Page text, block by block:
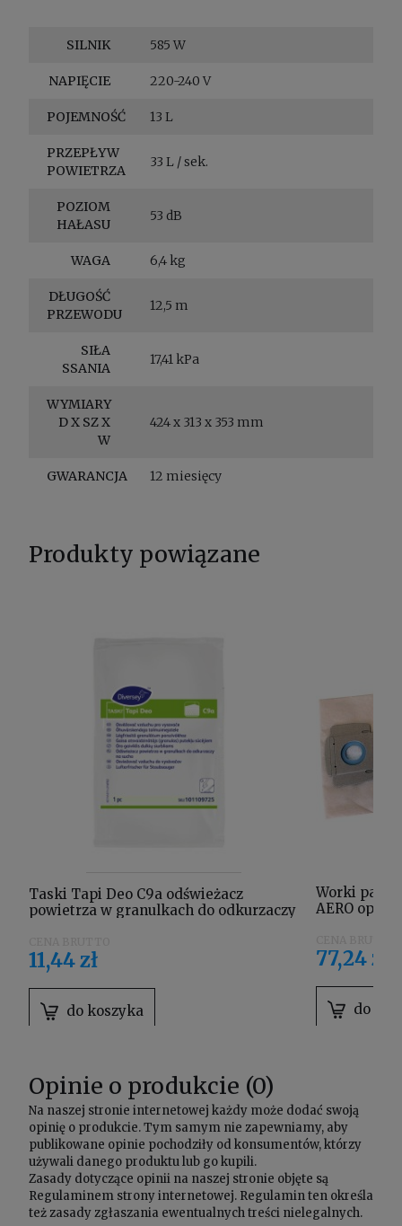
SILNIK 585 W
NAPIĘCIE 220-240 V
POJEMNOŚĆ 13 L
PRZEPŁYW
POWIETRZA
33 L / sek.
POZIOM
HAŁASU
53 dB
WAGA 6,4 kg
DŁUGOŚĆ
PRZEWODU
12,5 m
SIŁA
SSANIA
17,41 kPa
WYMIARY
D X SZ X
W
424 x 313 x 353 mm
GWARANCJA 12 miesięcy
Produkty powiązane
Taski Tapi Deo C9a odświeżacz
powietrza w granulkach do odkurzaczy
11,44 zł
do koszyka
Worki
AERO opak.
77,24 zł
do
Opinie o produkcie (0)
Na naszej stronie internetowej każdy może dodać swoją
opinię o produkcie. Tym samym nie zapewniamy, aby
publikowane opinie pochodziły od konsumentów, którzy
używali danego produktu lub go kupili.
Zasady dotyczące opinii na naszej stronie objęte są
Regulaminem strony internetowej. Regulamin ten określa
też zasady zgłaszania ewentualnych treści nielegalnych.